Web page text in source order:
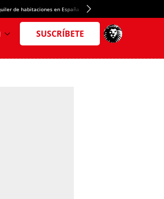
de habitaciones en España Crédito del Spotify Camp Nou